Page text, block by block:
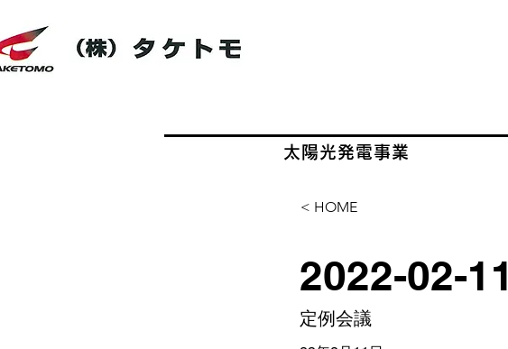
太陽光発電事業
< HOME
2022-02-11
定例会議